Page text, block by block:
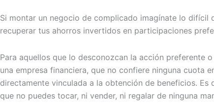
Si montar un negocio de complicado imagínate lo difícil
recuperar tus ahorros invertidos en participaciones
Para aquellos que lo desconozcan la acción preferente
una empresa financiera, que no confiere ninguna cuota
directamente vinculada a la obtención de beneficios.
que no puedes tocar, ni vender, ni regalar de ninguna